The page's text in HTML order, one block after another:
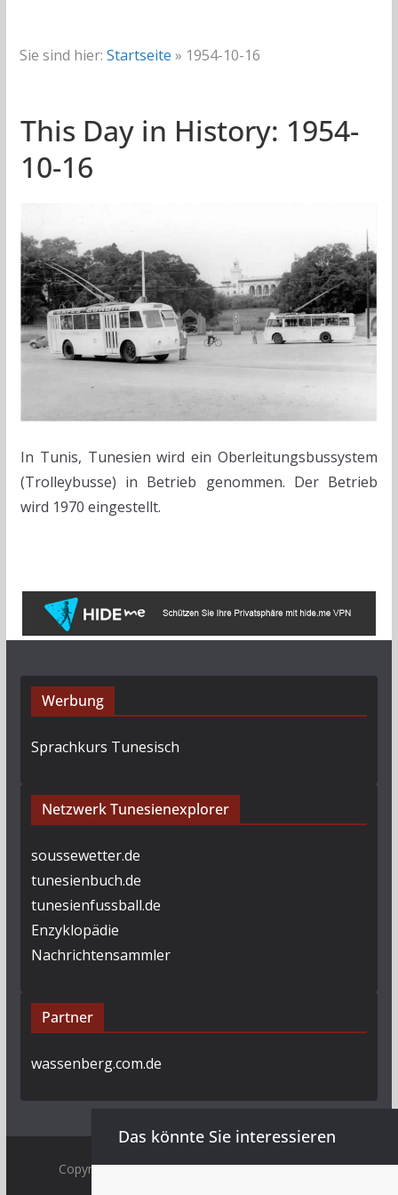
Sie sind hier: Startseite » 1954-10-16
This Day in History: 1954-
10-16
In Tunis, Tunesien wird ein Oberleitungsbussystem
(Trolleybusse) in Betrieb genommen. Der Betrieb
wird 1970 eingestellt.
Werbung
Sprachkurs Tunesisch
Netzwerk Tunesienexplorer
soussewetter.de
tunesienbuch.de
tunesienfussball.de
Enzyklopädie
Nachrichtensammler
Partner
wassenberg.com.de
Copyright © 2009 - 2026 byTunesienexplorer.de.
Das könnte Sie interessieren